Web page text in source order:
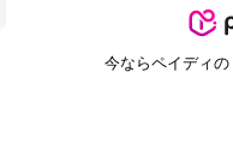
今ならペイディの